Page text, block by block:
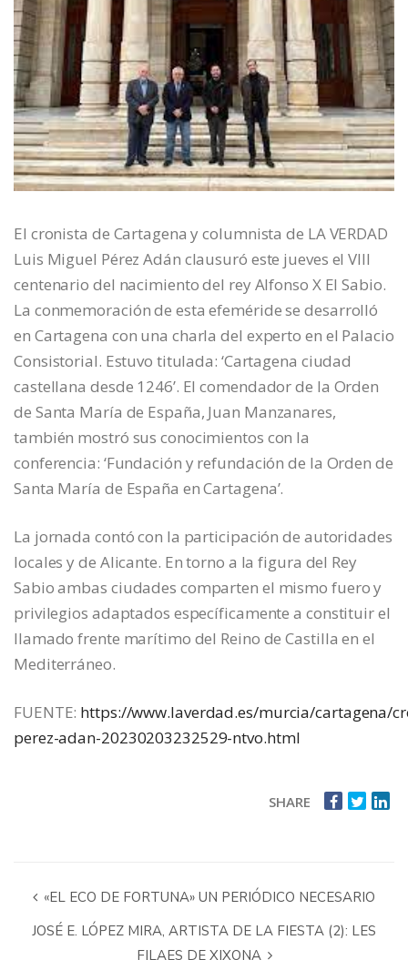
El cronista de Cartagena y columnista de LA VERDAD
Luis Miguel Pérez Adán clausuró este jueves el VIII
centenario del nacimiento del rey Alfonso X El Sabio.
La conmemoración de esta efeméride se desarrolló
en Cartagena con una charla del experto en el Palacio
Consistorial. Estuvo titulada: ‘Cartagena ciudad
castellana desde 1246’. El comendador de la Orden
de Santa María de España, Juan Manzanares,
también mostró sus conocimientos con la
conferencia: ‘Fundación y refundación de la Orden de
Santa María de España en Cartagena’.
La jornada contó con la participación de autoridades
locales y de Alicante. En torno a la figura del Rey
Sabio ambas ciudades comparten el mismo fuero y
privilegios adaptados específicamente a constituir el
llamado frente marítimo del Reino de Castilla en el
Mediterráneo.
FUENTE: https://www.laverdad.es/murcia/cartagena/
perez-adan-20230203232529-ntvo.html
SHARE
«EL ECO DE FORTUNA» UN PERIÓDICO NECESARIO
JOSÉ E. LÓPEZ MIRA, ARTISTA DE LA FIESTA (2): LES
FILAES DE XIXONA